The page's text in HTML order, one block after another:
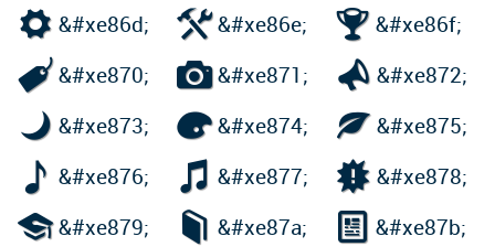
 &#xe86d; &#xe86e; &#xe86f;
&#xe870; &#xe871;  &#xe872;
 &#xe873; &#xe874; &#xe875;
 &#xe876;  &#xe877;  &#xe878;
&#xe879;  &#xe87a;  &#xe87b;